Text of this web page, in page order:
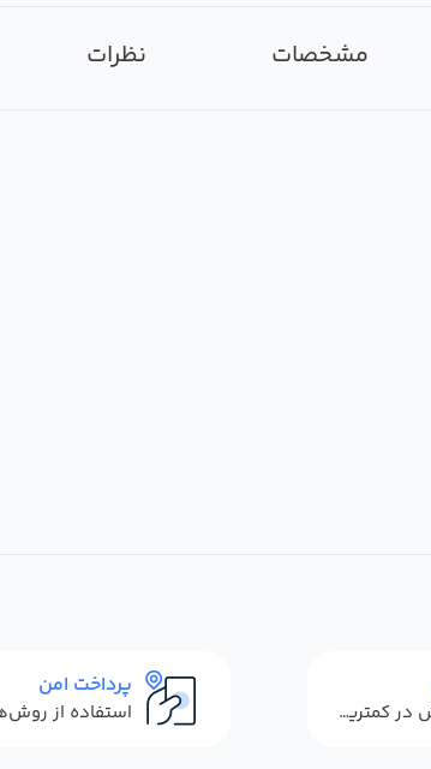
مشخصات نظرات
ارسال سفارش در کمترین زمان ممکن
پرداخت امن